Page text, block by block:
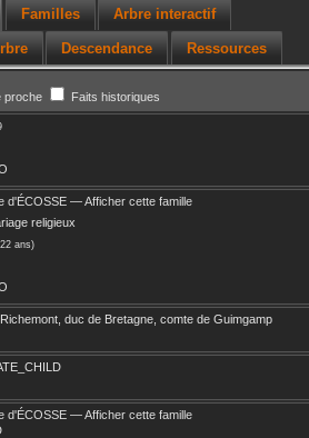
Familles Arbre interactif
Descendance Ressources
proche Faits historiques
d'ÉCOSSE —Afficher cette famille
religieux
ans)
duc de Bretagne, comte de Guimgamp
d'ÉCOSSE —Afficher cette famille